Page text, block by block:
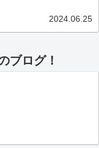
2024.06.25
ブログ！